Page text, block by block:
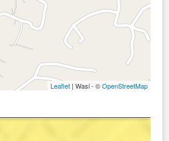
Leaflet | Wasi - ©OpenStreetMap